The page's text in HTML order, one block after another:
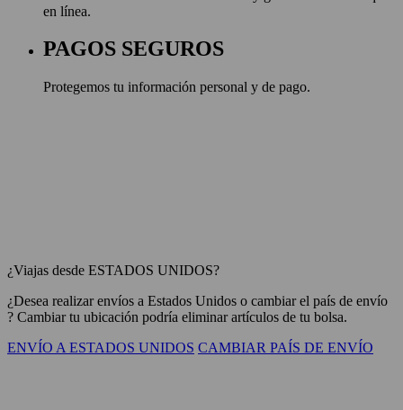
en línea.
PAGOS SEGUROS
Protegemos tu información personal y de pago.
¿Viajas desde ESTADOS UNIDOS?
¿Desea realizar envíos a Estados Unidos o cambiar el país de envío
? Cambiar tu ubicación podría eliminar artículos de tu bolsa.
ENVÍO A ESTADOS UNIDOS CAMBIAR PAÍS DE ENVÍO